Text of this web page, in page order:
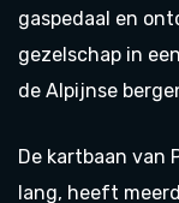
gaspedaal en
gezelschap in
de Alpijnse
De kartbaan van
lang, heeft